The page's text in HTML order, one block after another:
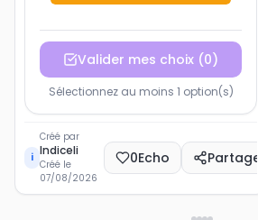
Valider mes choix (0)
Sélectionnez au moins 1 option(s)
i
Créé par
Indiceli
Créé le
07/08/2026
0Echo Partager